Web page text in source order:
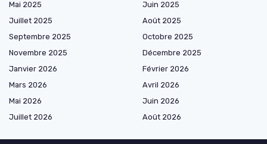
Mai 2025
Juin 2025
Juillet 2025
Août 2025
Septembre 2025
Octobre 2025
Novembre 2025
Décembre 2025
Janvier 2026
Février 2026
Mars 2026
Avril 2026
Mai 2026
Juin 2026
Juillet 2026
Août 2026